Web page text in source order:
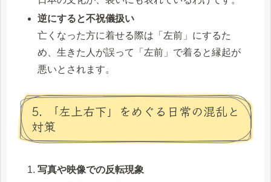
逆にすると不祝儀扱い
亡くなった方に着せる際は「左前」にするた
め、生きた人が誤って「左前」で着ると縁起が
悪いとされます。
5. 「左上右下」をめぐる日常の混乱と
対策
写真や映像での反転現象